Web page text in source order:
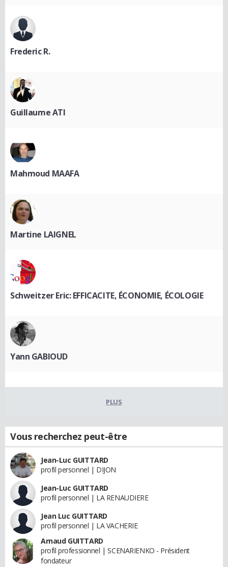
Frederic R.
Guillaume ATI
Mahmoud MAAFA
Martine LAIGNEL
Schweitzer Eric: EFFICACITE, ÉCONOMIE, ÉCOLOGIE
Yann GABIOUD
PLUS
Vous recherchez peut-être
Jean-Luc GUITTARD
profil personnel | DIJON
Jean-Luc GUITTARD
profil personnel | LA RENAUDIERE
Jean Luc GUITTARD
profil personnel | LA VACHERIE
Arnaud GUITTARD
profil professionnel | SCENARIENKO - Président
fondateur